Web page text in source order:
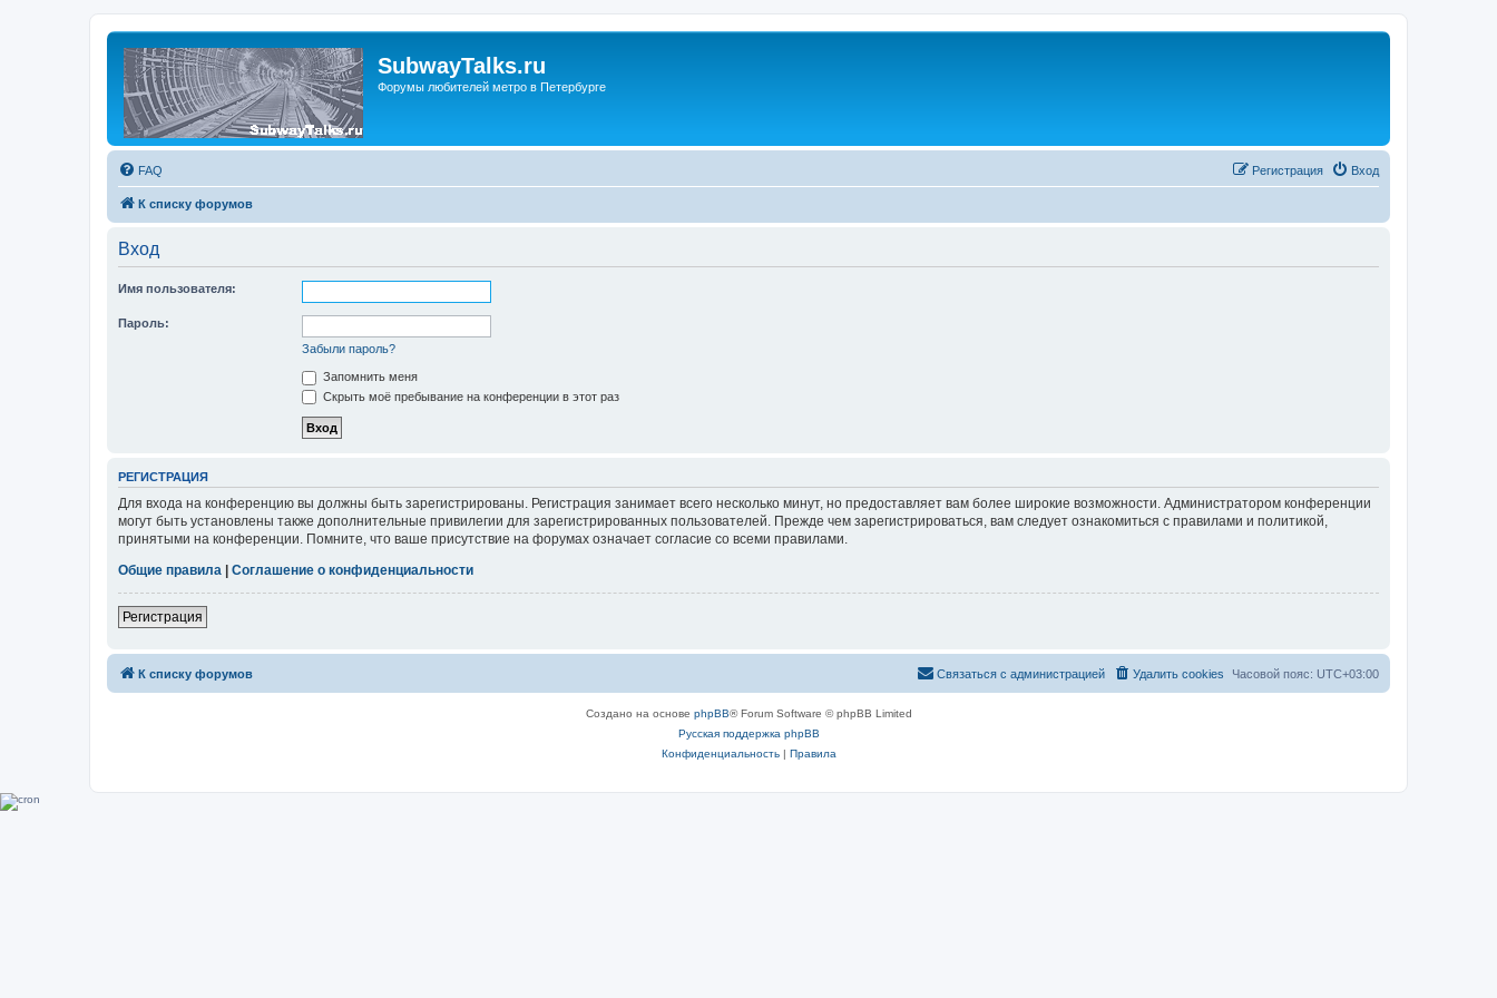
SubwayTalks.ru
Форумы любителей метро в Петербурге
FAQ Вход
Регистрация
К списку форумов
Вход
Имя пользователя:
Пароль:
Забыли пароль?
Запомнить меня
Скрыть моё пребывание на конференции в этот раз
РЕГИСТРАЦИЯ
Для входа на конференцию вы должны быть зарегистрированы. Регистрация занимает всего несколько минут, но предоставляет вам более широкие возможности. Администратором конференции
могут быть установлены также дополнительные привилегии для зарегистрированных пользователей. Прежде чем зарегистрироваться, вам следует ознакомиться с правилами и политикой,
принятыми на конференции. Помните, что ваше присутствие на форумах означает согласие со всеми правилами.
Общие правила | Соглашение о конфиденциальности
Регистрация
К списку форумов Часовой пояс: UTC+03:00
Удалить cookies
Связаться с администрацией
Создано на основе phpBB® Forum Software © phpBB Limited
Русская поддержка phpBB
Конфиденциальность| Правила